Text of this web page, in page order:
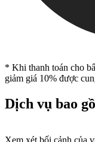
* Khi thanh toán cho
giảm giá 10% được
Dịch vụ bao
Xem xét bối cảnh của